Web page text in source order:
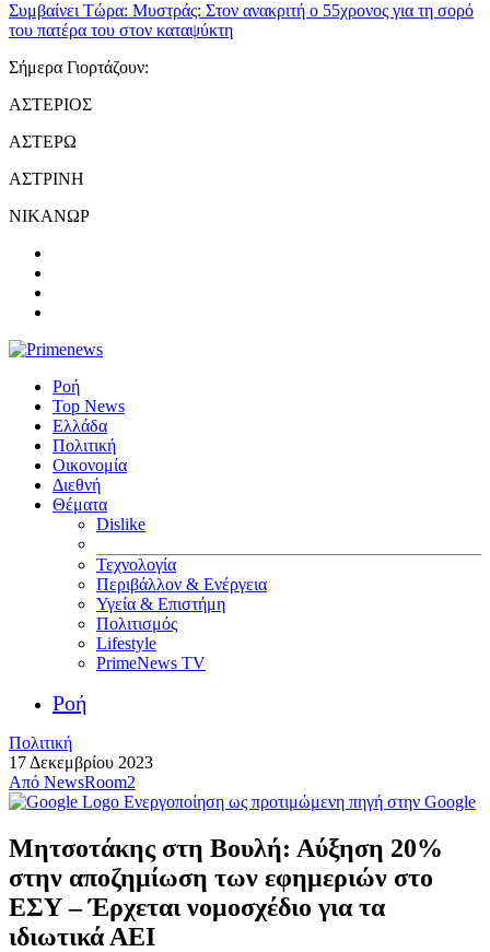
Συμβαίνει Τώρα: Μυστράς: Στον ανακριτή ο 55χρονος για τη σορό
του πατέρα του στον καταψύκτη
Σήμερα Γιορτάζουν:
ΑΣΤΕΡΙΟΣ
ΑΣΤΕΡΩ
ΑΣΤΡΙΝΗ
ΝΙΚΑΝΩΡ
Ροή
Top News
Ελλάδα
Πολιτική
Οικονομία
Διεθνή
Θέματα
Dislike
Τεχνολογία
Περιβάλλον & Ενέργεια
Υγεία & Επιστήμη
Πολιτισμός
Lifestyle
PrimeNews TV
Ροή
Πολιτική
17 Δεκεμβρίου 2023
Από NewsRoom2
Ενεργοποίηση ως προτιμώμενη πηγή στην Google
Μητσοτάκης στη Βουλή: Αύξηση 20%
στην αποζημίωση των εφημεριών στο
ΕΣΥ – Έρχεται νομοσχέδιο για τα
ιδιωτικά ΑΕΙ